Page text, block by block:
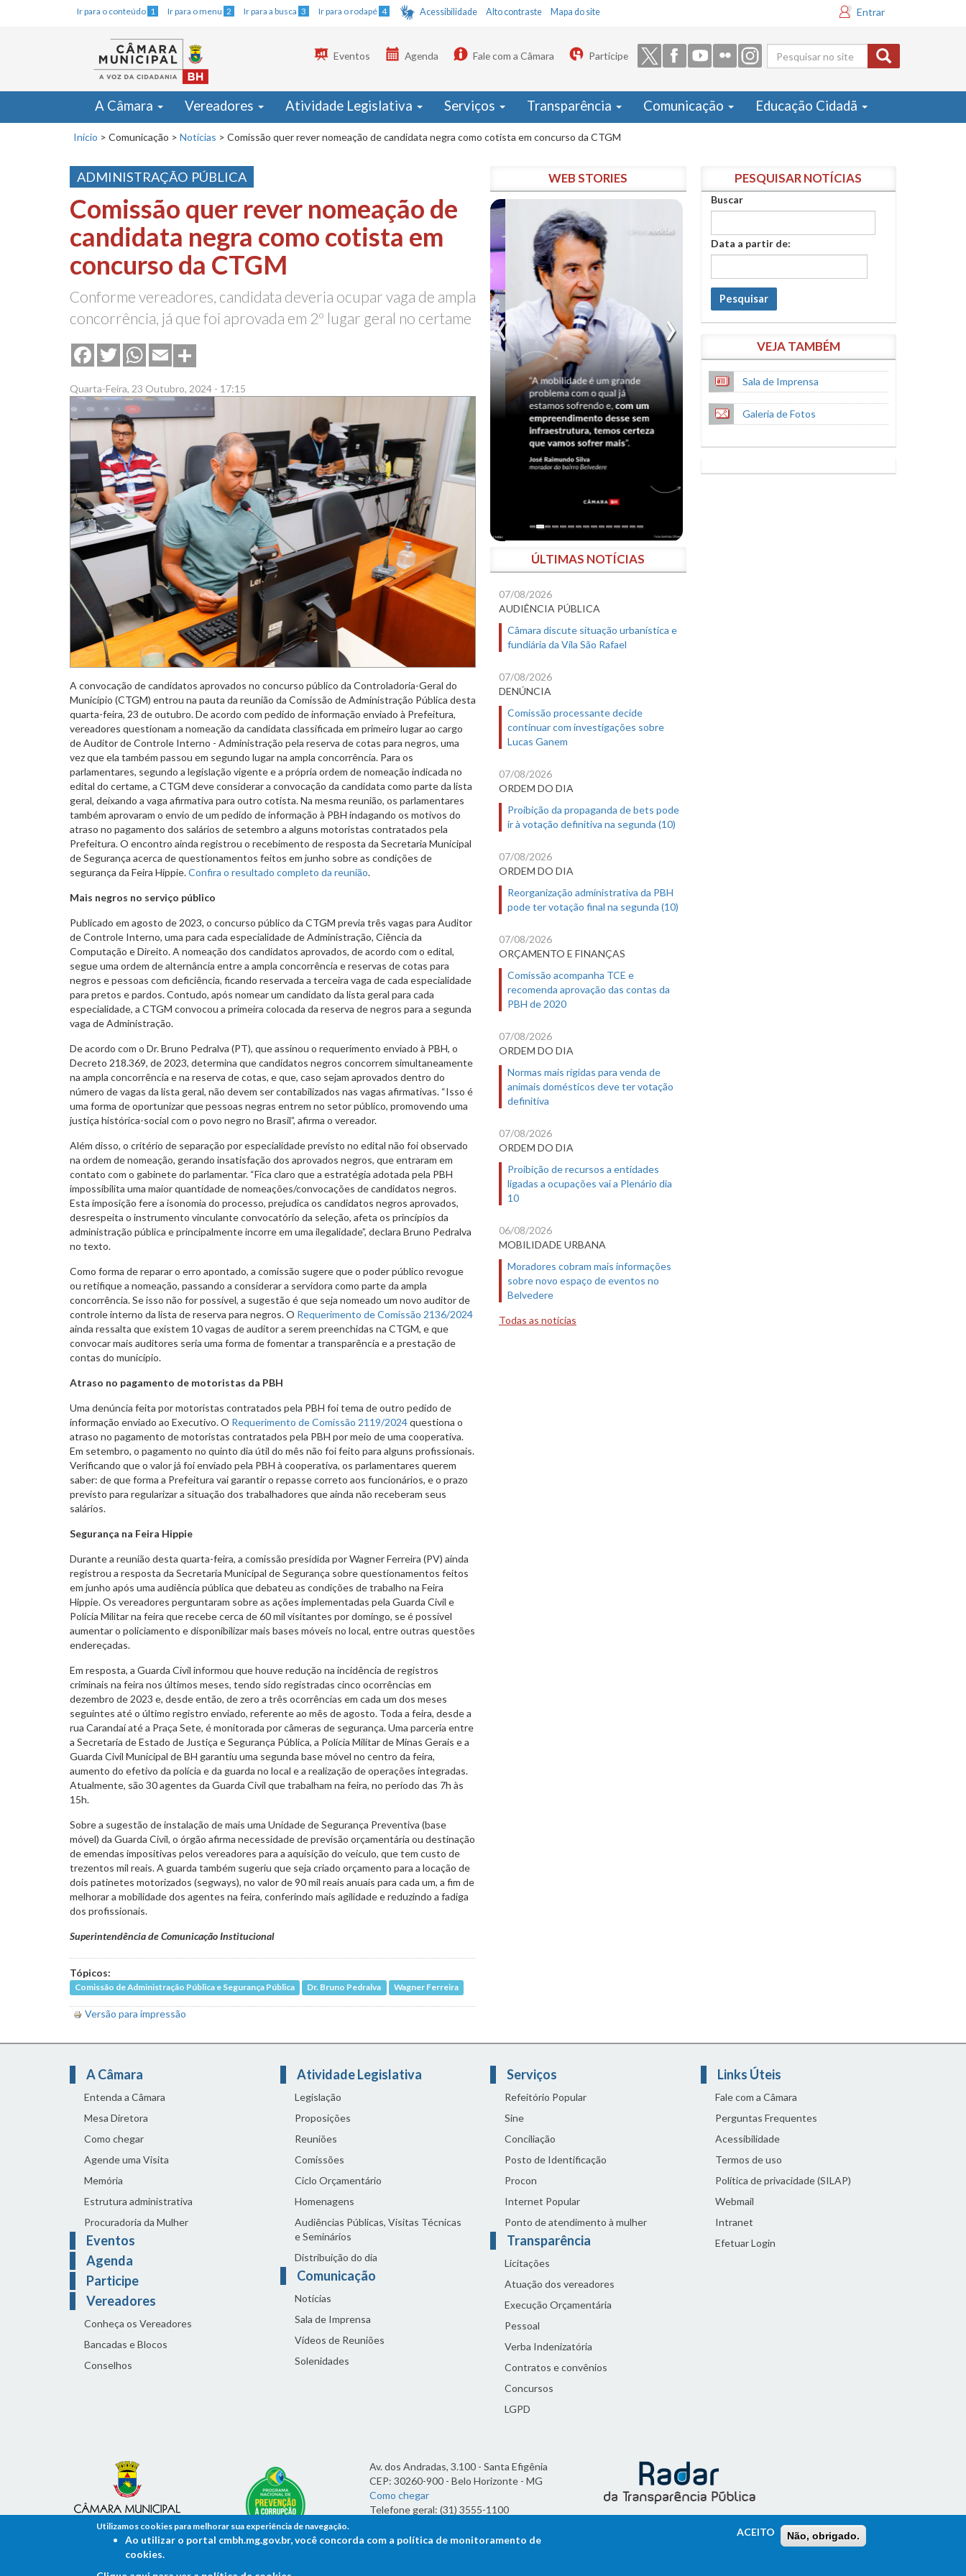
Ir para o conteúdo 1 Ir para o menu 2 Ir para a busca 3 Ir para o rodapé 4 Acessibilidade Alto contraste Mapa do site Entrar
Formulário
de busca
Eventos Agenda Fale com a Câmara Participe
A Câmara Vereadores Atividade Legislativa Serviços Transparência Comunicação Educação Cidadã
Início > Comunicação > Notícias > Comissão quer rever nomeação de candidata negra como cotista em concurso da CTGM
ADMINISTRAÇÃO PÚBLICA
Comissão quer rever nomeação de
candidata negra como cotista em
concurso da CTGM
Conforme vereadores, candidata deveria ocupar vaga de ampla
concorrência, já que foi aprovada em 2º lugar geral no certame
FacebookTwitterWhatsApp
Email
Quarta-Feira, 23 Outubro, 2024 - 17:15
A convocação de candidatos aprovados no concurso público da Controladoria-Geral do
Município (CTGM) entrou na pauta da reunião da Comissão de Administração Pública desta
quarta-feira, 23 de outubro. De acordo com pedido de informação enviado à Prefeitura,
vereadores questionam a nomeação da candidata classificada em primeiro lugar ao cargo
de Auditor de Controle Interno - Administração pela reserva de cotas para negros, uma
vez que ela também passou em segundo lugar na ampla concorrência. Para os
parlamentares, segundo a legislação vigente e a própria ordem de nomeação indicada no
edital do certame, a CTGM deve considerar a convocação da candidata como parte da lista
geral, deixando a vaga afirmativa para outro cotista. Na mesma reunião, os parlamentares
também aprovaram o envio de um pedido de informação à PBH indagando os motivos do
atraso no pagamento dos salários de setembro a alguns motoristas contratados pela
Prefeitura. O encontro ainda registrou o recebimento de resposta da Secretaria Municipal
de Segurança acerca de questionamentos feitos em junho sobre as condições de
segurança da Feira Hippie.Confira o resultado completo da reunião.
Mais negros no serviço público
Publicado em agosto de 2023, o concurso público da CTGM previa três vagas para Auditor
de Controle Interno, uma para cada especialidade de Administração, Ciência da
Computação e Direito. A nomeação dos candidatos aprovados, de acordo com o edital,
segue uma ordem de alternância entre a ampla concorrência e reservas de cotas para
negros e pessoas com deficiência, ficando reservada a terceira vaga de cada especialidade
para pretos e pardos. Contudo, após nomear um candidato da lista geral para cada
especialidade, a CTGM convocou a primeira colocada da reserva de negros para a segunda
vaga de Administração.
De acordo com o Dr. Bruno Pedralva (PT), que assinou o requerimento enviado à PBH, o
Decreto 218.369, de 2023, determina que candidatos negros concorrem simultaneamente
na ampla concorrência e na reserva de cotas, e que, caso sejam aprovados dentro do
número de vagas da lista geral, não devem ser contabilizados nas vagas afirmativas. “Isso é
uma forma de oportunizar que pessoas negras entrem no setor público, promovendo uma
justiça histórica-social com o povo negro no Brasil”, afirma o vereador.
Além disso, o critério de separação por especialidade previsto no edital não foi observado
na ordem de nomeação, gerando insatisfação dos aprovados negros, que entraram em
contato com o gabinete do parlamentar. “Fica claro que a estratégia adotada pela PBH
impossibilita uma maior quantidade de nomeações/convocações de candidatos negros.
Esta imposição fere a isonomia do processo, prejudica os candidatos negros aprovados,
desrespeita o instrumento vinculante convocatório da seleção, afeta os princípios da
administração pública e principalmente incorre em uma ilegalidade”, declara Bruno Pedralva
no texto.
Como forma de reparar o erro apontado, a comissão sugere que o poder público revogue
ou retifique a nomeação, passando a considerar a servidora como parte da ampla
concorrência. Se isso não for possível, a sugestão é que seja nomeado um novo auditor de
controle interno da lista de reserva para negros. O Requerimento de Comissão 2136/2024
ainda ressalta que existem 10 vagas de auditor a serem preenchidas na CTGM, e que
convocar mais auditores seria uma forma de fomentar a transparência e a prestação de
contas do município.
Atraso no pagamento de motoristas da PBH
Uma denúncia feita por motoristas contratados pela PBH foi tema de outro pedido de
informação enviado ao Executivo. O Requerimento de Comissão 2119/2024questiona o
atraso no pagamento de motoristas contratados pela PBH por meio de uma cooperativa.
Em setembro, o pagamento no quinto dia útil do mês não foi feito para alguns profissionais.
Verificando que o valor já foi enviado pela PBH à cooperativa, os parlamentares querem
saber: de que forma a Prefeitura vai garantir o repasse correto aos funcionários, e o prazo
previsto para regularizar a situação dos trabalhadores que ainda não receberam seus
salários.
Segurança na Feira Hippie
Durante a reunião desta quarta-feira, a comissão presidida por Wagner Ferreira (PV) ainda
registrou a resposta da Secretaria Municipal de Segurança sobre questionamentos feitos
em junho após uma audiência pública que debateu as condições de trabalho na Feira
Hippie. Os vereadores perguntaram sobre as ações implementadas pela Guarda Civil e
Polícia Militar na feira que recebe cerca de 60 mil visitantes por domingo, se é possível
aumentar o policiamento e disponibilizar mais bases móveis no local, entre outras questões
endereçadas.
Em resposta, a Guarda Civil informou que houve redução na incidência de registros
criminais na feira nos últimos meses, tendo sido registradas cinco ocorrências em
dezembro de 2023 e, desde então, de zero a três ocorrências em cada um dos meses
seguintes até o último registro enviado, referente ao mês de agosto. Toda a feira, desde a
rua Carandaí até a Praça Sete, é monitorada por câmeras de segurança. Uma parceria entre
a Secretaria de Estado de Justiça e Segurança Pública, a Polícia Militar de Minas Gerais e a
Guarda Civil Municipal de BH garantiu uma segunda base móvel no centro da feira,
aumento do efetivo da polícia e da guarda no local e a realização de operações integradas.
Atualmente, são 30 agentes da Guarda Civil que trabalham na feira, no período das 7h às
15h.
Sobre a sugestão de instalação de mais uma Unidade de Segurança Preventiva (base
móvel) da Guarda Civil, o órgão afirma necessidade de previsão orçamentária ou destinação
de emendas impositivas pelos vereadores para a aquisição do veículo, que tem custo de
trezentos mil reais. A guarda também sugeriu que seja criado orçamento para a locação de
dois patinetes motorizados (segways), no valor de 90 mil reais anuais para cada um, a fim de
melhorar a mobilidade dos agentes na feira, conferindo mais agilidade e reduzindo a fadiga
dos profissionais.
Superintendência de Comunicação Institucional
Tópicos:
Comissão de Administração Pública e Segurança Pública Dr. Bruno Pedralva Wagner Ferreira
Versão para impressão
WEB STORIES
ÚLTIMAS NOTÍCIAS
07/08/2026
AUDIÊNCIA PÚBLICA
Câmara discute situação urbanística e
fundiária da Vila São Rafael
07/08/2026
DENÚNCIA
Comissão processante decide
continuar com investigações sobre
Lucas Ganem
07/08/2026
ORDEM DO DIA
Proibição da propaganda de bets pode
ir à votação definitiva na segunda (10)
07/08/2026
ORDEM DO DIA
Reorganização administrativa da PBH
pode ter votação final na segunda (10)
07/08/2026
ORÇAMENTO E FINANÇAS
Comissão acompanha TCE e
recomenda aprovação das contas da
PBH de 2020
07/08/2026
ORDEM DO DIA
Normas mais rígidas para venda de
animais domésticos deve ter votação
definitiva
07/08/2026
ORDEM DO DIA
Proibição de recursos a entidades
ligadas a ocupações vai a Plenário dia
10
06/08/2026
MOBILIDADE URBANA
Moradores cobram mais informações
sobre novo espaço de eventos no
Belvedere
Todas as notícias
PESQUISAR NOTÍCIAS
Buscar
Data a partir de:
Pesquisar
VEJA TAMBÉM
Sala de Imprensa
Galeria de Fotos
A Câmara
Entenda a Câmara
Mesa Diretora
Como chegar
Agende uma Visita
Memória
Estrutura administrativa
Procuradoria da Mulher
Eventos
Agenda
Participe
Vereadores
Conheça os Vereadores
Bancadas e Blocos
Conselhos
Atividade Legislativa
Legislação
Proposições
Reuniões
Comissões
Ciclo Orçamentário
Homenagens
Audiências Públicas, Visitas Técnicas
e Seminários
Distribuição do dia
Comunicação
Notícias
Sala de Imprensa
Vídeos de Reuniões
Solenidades
Serviços
Refeitório Popular
Sine
Conciliação
Posto de Identificação
Procon
Internet Popular
Ponto de atendimento à mulher
Transparência
Licitações
Atuação dos vereadores
Execução Orçamentária
Pessoal
Verba Indenizatória
Contratos e convênios
Concursos
LGPD
Links Úteis
Fale com a Câmara
Perguntas Frequentes
Acessibilidade
Termos de uso
Política de privacidade (SILAP)
Webmail
Intranet
Efetuar Login
Av. dos Andradas, 3.100 - Santa Efigênia
CEP: 30260-900 - Belo Horizonte - MG
Como chegar
Telefone geral: (31) 3555-1100
7h às 19h
Utilizamos cookies para melhorar sua experiência de navegação.
Ao utilizar o portal cmbh.mg.gov.br, você concorda com a política de monitoramento de
cookies.
ACEITO Não, obrigado.